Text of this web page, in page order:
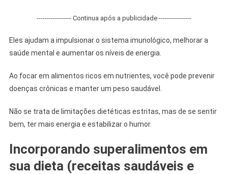
----------------- Continua após a publicidade ----------------
Eles ajudam a impulsionar o sistema imunológico, melhorar a
saúde mental e aumentar os níveis de energia.
Ao focar em alimentos ricos em nutrientes, você pode prevenir
doenças crônicas e manter um peso saudável.
Não se trata de limitações dietéticas estritas, mas de se sentir
bem, ter mais energia e estabilizar o humor.
Incorporando superalimentos em
sua dieta (receitas saudáveis e